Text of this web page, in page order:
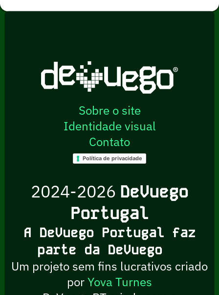
Sobre o site
Identidade visual
Contato
Política de privacidade
2024-2026 DeVuego
Portugal
A DeVuego Portugal faz
parte da DeVuego
Um projeto sem fins lucrativos criado
porYova Turnes